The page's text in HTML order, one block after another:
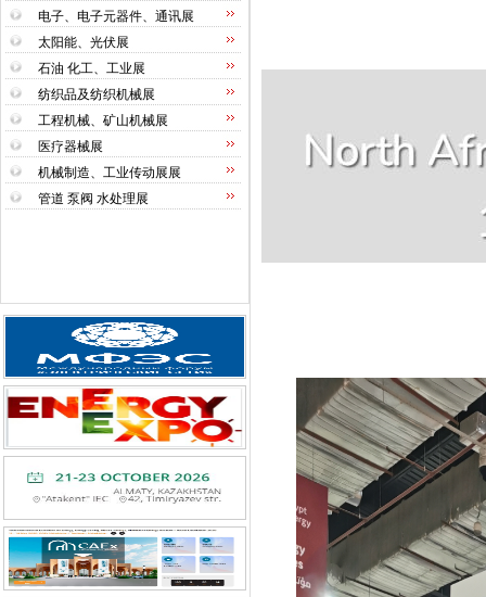
电子、电子元器件、通讯展
太阳能、光伏展
石油 化工、工业展
纺织品及纺织机械展
工程机械、矿山机械展
医疗器械展
机械制造、工业传动展展
管道 泵阀 水处理展